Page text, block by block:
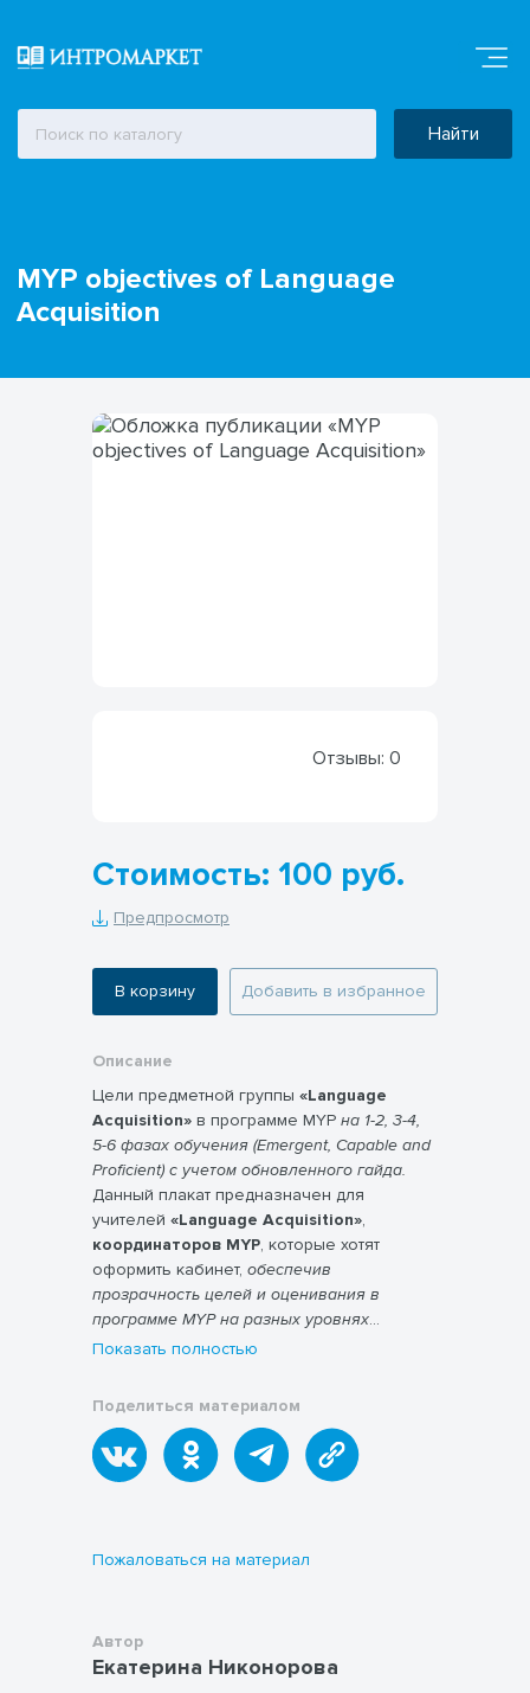
Найти
MYP objectives of Language
Acquisition
Отзывы: 0
Стоимость: 100 руб.
Предпросмотр
В корзину Добавить в избранное
Описание
Цели предметной группы «Language
Acquisition» в программе MYP на 1-2, 3-4,
5-6 фазах обучения (Emergent, Capable and
Proficient) с учетом обновленного гайда.
Данный плакат предназначен для
учителей «Language Acquisition»,
координаторов MYP, которые хотят
оформить кабинет, обеспечив
прозрачность целей и оценивания в
программе MYP на разных уровнях
обучения.
Показать полностью
Поделиться материалом
Пожаловаться на материал
Автор
Екатерина Никонорова